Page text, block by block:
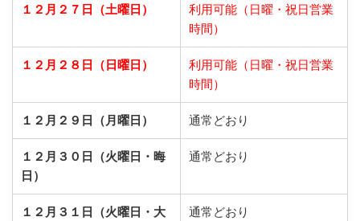
１２月２７日（土曜日）
利用可能（日曜・祝日営業
時間）
１２月２８日（日曜日）
利用可能（日曜・祝日営業
時間）
１２月２９日（月曜日） 通常どおり
１２月３０日（火曜日・晦
日）
通常どおり
１２月３１日（火曜日・大
通常どおり